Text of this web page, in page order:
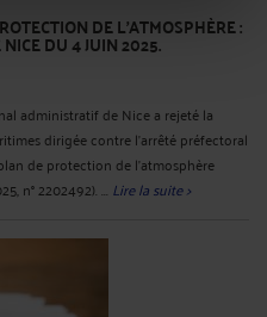
DE L’ATMOSPHÈRE :
DU 4 JUIN 2025.
administratif de Nice a rejeté la
dirigée contre l'arrêté préfectoral
de protection de l'atmosphère
n° 2202492). ... Lire la suite >